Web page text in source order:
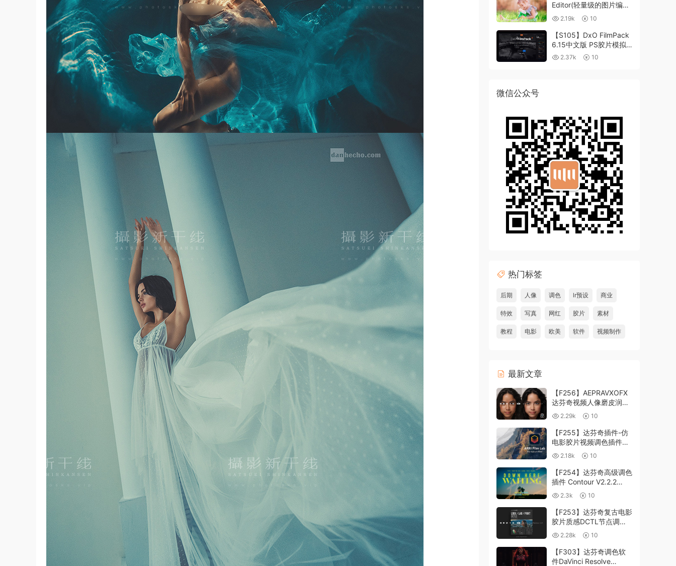
Editor(轻量级的图片编辑
工具)5.10.3汉化版 WIN
2.19k 10
【S105】DxO FilmPack
6.15中文版 PS胶片模拟
滤镜支持WIN/MAC
2.37k 10
微信公众号
热门标签
后期 人像 调色 lr预设 商业
特效 写真 网红 胶片 素材
教程 电影 欧美 软件 视频制作
最新文章
【F256】AEPRAVXOFX
达芬奇视频人像磨皮润肤
美颜插件 Beauty Box
V6.0.3 Win
2.29k 10
【F255】达芬奇插件-仿
电影胶片视频调色插件
ARRI Film Lab 1.0.10 Win
2.18k 10
【F254】达芬奇高级调色
插件 Contour V2.2.2
WinMac 含使用教程
2.3k 10
【F253】达芬奇复古电影
胶片质感DCTL节点调色
预设 MonoNodes LOOK
LAB PRINT V4.0
2.28k 10
【F303】达芬奇调色软
件DaVinci Resolve